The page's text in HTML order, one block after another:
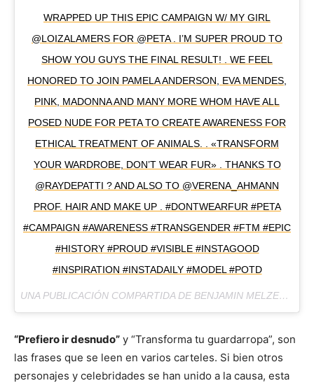
WRAPPED UP THIS EPIC CAMPAIGN W/ MY GIRL
@LOIZALAMERS FOR @PETA . I’M SUPER PROUD TO
SHOW YOU GUYS THE FINAL RESULT! . WE FEEL
HONORED TO JOIN PAMELA ANDERSON, EVA MENDES,
PINK, MADONNA AND MANY MORE WHOM HAVE ALL
POSED NUDE FOR PETA TO CREATE AWARENESS FOR
ETHICAL TREATMENT OF ANIMALS. . «TRANSFORM
YOUR WARDROBE, DON’T WEAR FUR» . THANKS TO
@RAYDEPATTI ? AND ALSO TO @VERENA_AHMANN
PROF. HAIR AND MAKE UP . #DONTWEARFUR #PETA
#CAMPAIGN #AWARENESS #TRANSGENDER #FTM #EPIC
#HISTORY #PROUD #VISIBLE #INSTAGOOD
#INSPIRATION #INSTADAILY #MODEL #POTD
UNA PUBLICACIÓN COMPARTIDA DE BENJAMIN MELZER (@EGOSHOOTER) EL
“Prefiero ir desnudo” y “Transforma tu guardarropa”, son
las frases que se leen en varios carteles. Si bien otros
personajes y celebridades se han unido a la causa, esta